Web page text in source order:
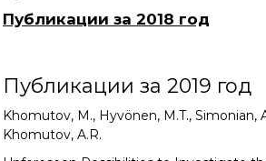
Публикации за 2018 год
Публикации за 2019 год
Khomutov, M., Hyvönen, M.T., Simonian,
Khomutov, A.R.